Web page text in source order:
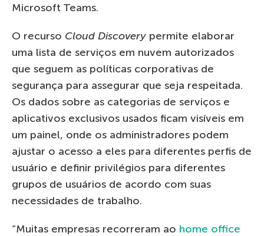
Microsoft Teams.
O recurso Cloud Discovery permite elaborar
uma lista de serviços em nuvem autorizados
que seguem as políticas corporativas de
segurança para assegurar que seja respeitada.
Os dados sobre as categorias de serviços e
aplicativos exclusivos usados ficam visíveis em
um painel, onde os administradores podem
ajustar o acesso a eles para diferentes perfis de
usuário e definir privilégios para diferentes
grupos de usuários de acordo com suas
necessidades de trabalho.
“Muitas empresas recorreram ao home office